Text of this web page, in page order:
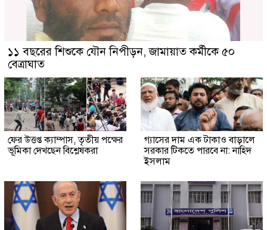
১১ বছরের শিশুকে যৌন নিপীড়ন, জামায়াত কর্মীকে ৫০
বেত্রাঘাত
ফের উত্তপ্ত ক্যাম্পাস, তৃতীয় পক্ষের
ভূমিকা দেখছেন বিশ্লেষকরা
গ্যাসের দাম এক টাকাও বাড়ালে
সরকার টিকতে পারবে না: নাহিদ
ইসলাম